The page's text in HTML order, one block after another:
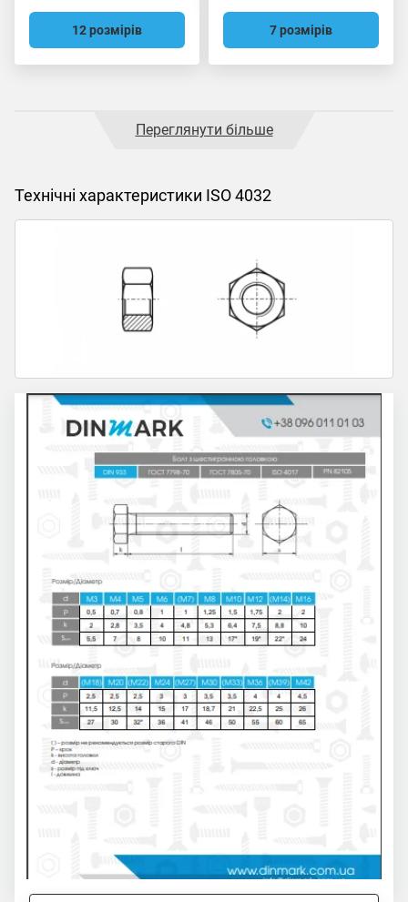
12 розмірів 7 розмірів
Переглянути більше
Технічні характеристики ISO 4032